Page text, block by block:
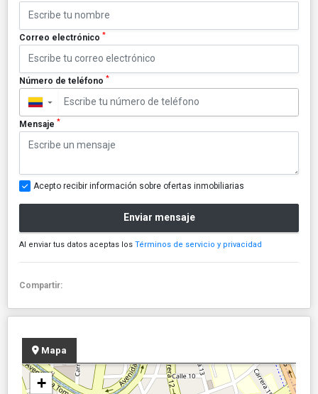
Correo electrónico *
Número de teléfono *
▼
Mensaje *
Acepto recibir información sobre ofertas inmobiliarias
Enviar mensaje
Al enviar tus datos aceptas los Términos de servicio y privacidad
Compartir:
Mapa
+